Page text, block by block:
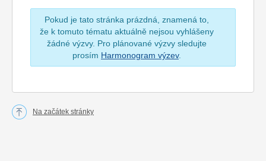
Pokud je tato stránka prázdná, znamená to,
že k tomuto tématu aktuálně nejsou vyhlášeny
žádné výzvy. Pro plánované výzvy sledujte
prosím Harmonogram výzev.
Na začátek stránky